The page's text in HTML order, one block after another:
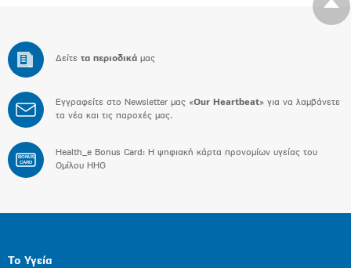
Δείτε τα περιοδικά μας
Εγγραφείτε στο Newsletter μας «Our Heartbeat» για να λαμβάνετε
τα νέα και τις παροχές μας.
BONUS
CARD
Health_e Bonus Card: H ψηφιακή κάρτα προνομίων υγείας του
Ομίλου HHG
Το Υγεία